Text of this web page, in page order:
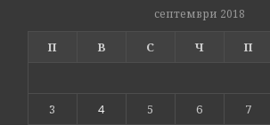
септември 2018
П В С Ч П
3
4 5 6 7